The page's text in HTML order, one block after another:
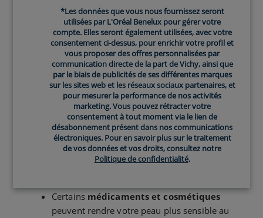
entre 12 h et 16 h, lorsque le soleil est le plus fort.
Vous voulez quand même sortir ? Ces conseils vous
seront alors utiles :
Beaucoup de gens ressentent des symptômes dès les
premiers rayons de soleil au printemps ou en été. C'est
logique : votre peau n'est pas encore habituée aux
rayons UV. En augmentant progressivement votre
exposition au soleil, vous permettez à votre peau de
s'adapter.
Qu'est-ce qui peut encore aider ?
Certains médicaments et cosmétiques
peuvent rendre votre peau plus sensible au
*Les données que vous nous fournissez seront
utilisées par L'Oréal Benelux pour gérer votre
compte. Elles seront également utilisées, avec votre
consentement ci-dessus, pour enrichir votre profil et
vous proposer des offres personnalisées par
communication directe de la part de Vichy, ainsi que
par le biais de publicités de ses différentes marques
sur les sites web et les réseaux sociaux partenaires, et
pour mesurer la performance de nos activités
marketing. Vous pouvez rétracter votre
consentement à tout moment via le lien de
désabonnement présent dans nos communications
électroniques. Pour en savoir plus sur le traitement
de vos données et vos droits, consultez notre
Politique de confidentialité.